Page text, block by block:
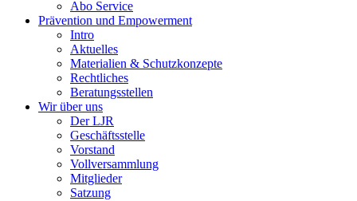
Abo Service
Prävention und Empowerment
Intro
Aktuelles
Materialien & Schutzkonzepte
Rechtliches
Beratungsstellen
Wir über uns
Der LJR
Geschäftsstelle
Vorstand
Vollversammlung
Mitglieder
Satzung